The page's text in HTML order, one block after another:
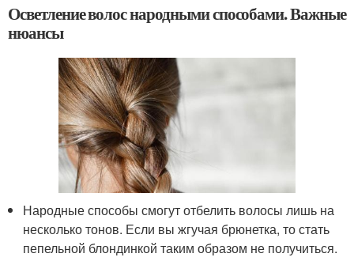
Осветление волос народными способами. Важные
нюансы
Народные способы смогут отбелить волосы лишь на
несколько тонов. Если вы жгучая брюнетка, то стать
пепельной блондинкой таким образом не получиться.